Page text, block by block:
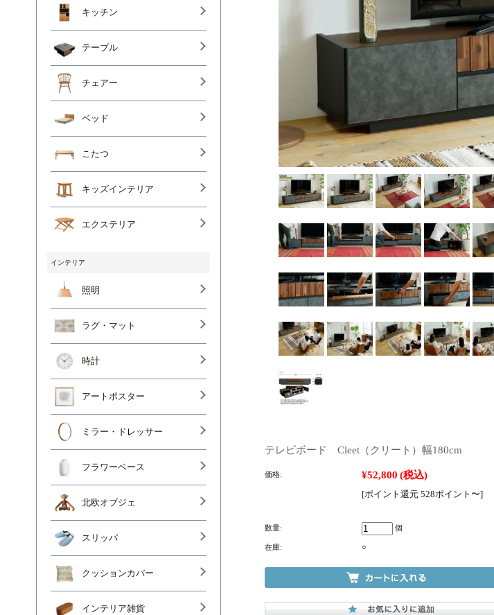
テレビボード Cleet（クリート）幅180cm
価格: ¥52,800 (税込)
[ポイント還元 528ポイント〜]
数量: 個
在庫: ○
キッチン
テーブル
チェアー
ベッド
こたつ
キッズインテリア
エクステリア
インテリア
照明
ラグ・マット
時計
アートポスター
ミラー・ドレッサー
フラワーベース
北欧オブジェ
スリッパ
クッションカバー
インテリア雑貨